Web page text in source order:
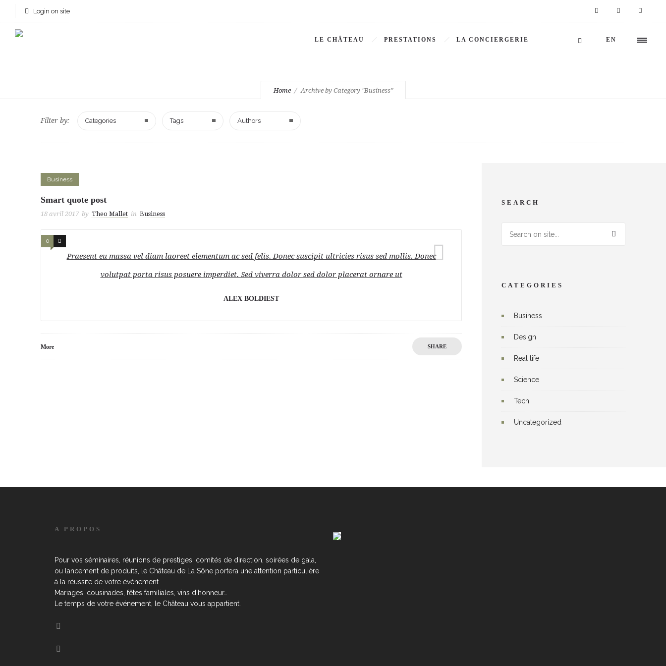
Login on site
EN
LE CHÂTEAU PRESTATIONS LA CONCIERGERIE
Business
Home Archive by Category "Business"
Filter by: Categories Tags Authors
Business
Smart quote post
18 avril 2017 by Theo Mallet in Business
Praesent eu massa vel diam laoreet elementum ac sed felis. Donec suscipit ultricies risus sed mollis. Donec
volutpat porta risus posuere imperdiet. Sed viverra dolor sed dolor placerat ornare ut
ALEX BOLDIEST
0 0
More SHARE
SEARCH
CATEGORIES
Business
Design
Real life
Science
Tech
Uncategorized
A PROPOS
Pour vos séminaires, réunions de prestiges, comités de direction, soirées de gala,
ou lancement de produits, le Château de La Sône portera une attention particulière
à la réussite de votre événement.
Mariages, cousinades, fêtes familiales, vins d’honneur…
Le temps de votre événement, le Château vous appartient.